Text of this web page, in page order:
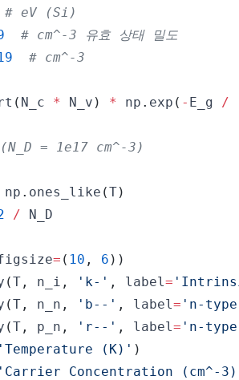
# eV (Si)
# cm^-3 유효 상태 밀도
# cm^-3
( N_c * N_v ) * np . exp ( - E_g /
= 1e17 cm^-3)
np . ones_like (T)
/
= ( 10 , 6 ) )
(T , n_i , 'k-' , label=
(T , n_n , 'b--' , label= 'n-
(T , p_n , 'r--' , label= 'n-
'Temperature (K)' )
'Carrier Concentration (cm^-